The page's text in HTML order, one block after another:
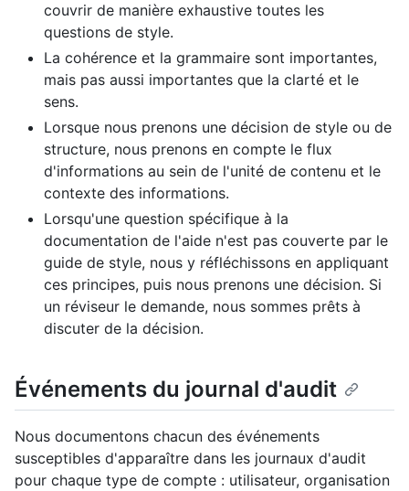
couvrir de manière exhaustive toutes les
questions de style.
La cohérence et la grammaire sont importantes,
mais pas aussi importantes que la clarté et le
sens.
Lorsque nous prenons une décision de style ou de
structure, nous prenons en compte le flux
d'informations au sein de l'unité de contenu et le
contexte des informations.
Lorsqu'une question spécifique à la
documentation de l'aide n'est pas couverte par le
guide de style, nous y réfléchissons en appliquant
ces principes, puis nous prenons une décision. Si
un réviseur le demande, nous sommes prêts à
discuter de la décision.
Événements du journal d'audit
Nous documentons chacun des événements
susceptibles d'apparaître dans les journaux d'audit
pour chaque type de compte : utilisateur, organisation